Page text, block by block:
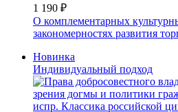
1 190 ₽
О комплементарных
закономерностях развития
Новинка
Индивидуальный подход